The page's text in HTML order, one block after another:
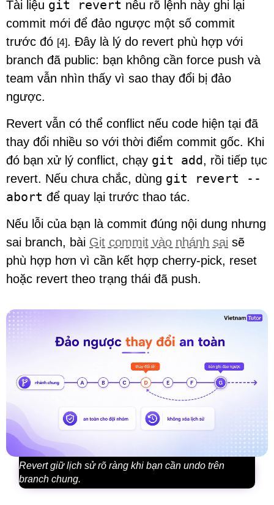
Tài liệu git revert nêu rõ lệnh này ghi lại
commit mới để đảo ngược một số commit
trước đó [4]. Đây là lý do revert phù hợp với
branch đã public: bạn không cần force push và
team vẫn nhìn thấy vì sao thay đổi bị đảo
ngược.
Revert vẫn có thể conflict nếu code hiện tại đã
thay đổi nhiều so với thời điểm commit gốc. Khi
đó bạn xử lý conflict, chạy git add, rồi tiếp tục
revert. Nếu chưa chắc, dùng git revert --
abort để quay lại trước thao tác.
Nếu lỗi của bạn là commit đúng nội dung nhưng
sai branch, bài Git commit vào nhánh sai sẽ
phù hợp hơn vì cần kết hợp cherry-pick, reset
hoặc revert theo trạng thái đã push.
Revert giữ lịch sử rõ ràng khi bạn cần undo trên
branch chung.